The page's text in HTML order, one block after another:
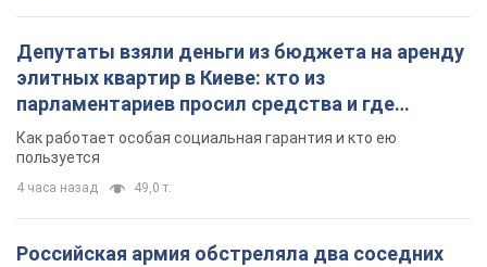
Депутаты взяли деньги из бюджета на аренду
элитных квартир в Киеве: кто из
парламентариев просил средства и где
поселился
Как работает особая социальная гарантия и кто ею
пользуется
4 часа назад 49,0 т.
Российская армия обстреляла два соседних